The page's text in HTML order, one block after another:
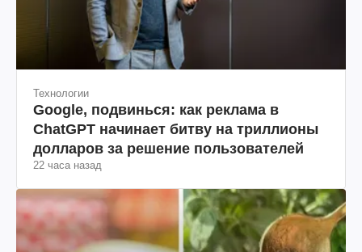
Технологии
Google, подвинься: как реклама в
ChatGPT начинает битву на триллионы
долларов за решение пользователей
22 часа назад